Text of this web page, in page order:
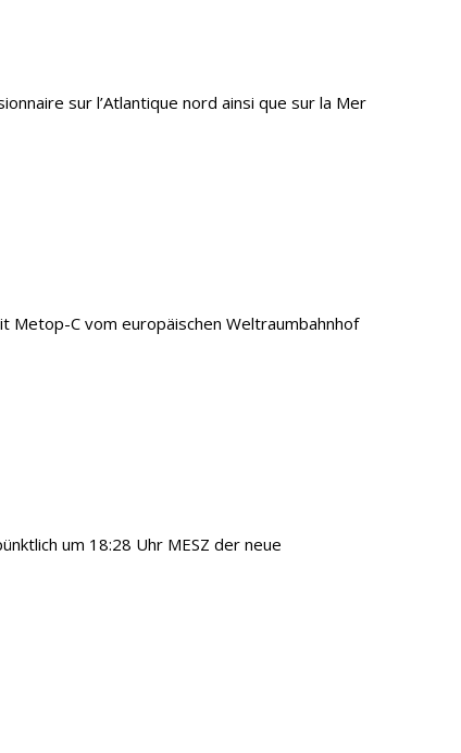
sur l’Atlantique nord ainsi que sur la Mer
Metop-C vom europäischen Weltraumbahnhof
um 18:28 Uhr MESZ der neue